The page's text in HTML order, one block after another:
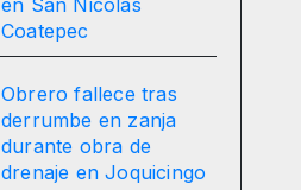
en San Nicolás
Coatepec
Obrero fallece tras
derrumbe en zanja
durante obra de
drenaje en Joquicingo